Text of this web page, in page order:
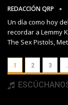
REDACCIÓN QRP
Un día como hoy
recordar a Lemmy
The Sex Pistols,
1 2 3